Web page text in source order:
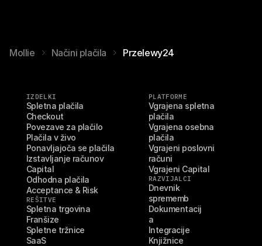
Mollie Načini plačila Przelewy24
IZDELKI
Spletna plačila
Checkout
Povezave za plačilo
Plačila v živo
Ponavljajoča se plačila
Izstavljanje računov
Capital
Odhodna plačila
Acceptance & Risk
REŠITVE
Spletna trgovina
Franšize
Spletne tržnice
SaaS
PLATFORME
Vgrajena spletna
plačila
Vgrajena osebna
plačila
Vgrajeni poslovni
računi
Vgrajeni Capital
RAZVIJALCI
Dnevnik
sprememb
Dokumentacij
a
Integracije
Knjižnice